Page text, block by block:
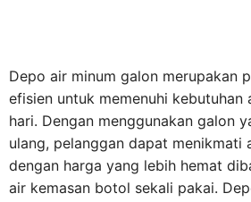
Depo air minum galon merupakan
efisien untuk memenuhi kebutuhan
hari. Dengan menggunakan galon
ulang, pelanggan dapat menikmati
dengan harga yang lebih hemat
air kemasan botol sekali pakai.